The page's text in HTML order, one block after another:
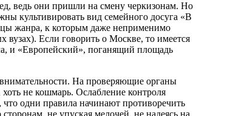
ведь они пришли на смену черкизонам. Но
культивировать вид семейного досуга «В
жанра, к которым даже неприменимо
вузах). Если говорить о Москве, то имеется
и «Европейский», поганящий площадь
На проверяющие органы
не кошмарь. Ослабление контроля
что одни правила начинают противоречить